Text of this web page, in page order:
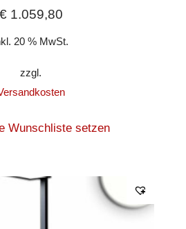
€1.059,80
20 % MwSt.
zzgl.
Wunschliste setzen